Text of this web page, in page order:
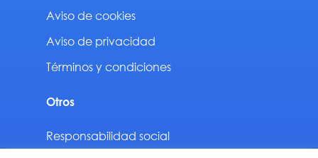
Aviso de cookies
Aviso de privacidad
Términos y condiciones
Otros
Responsabilidad social